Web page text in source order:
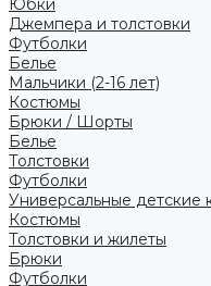
Юбки
Джемпера и толстовки
Футболки
Белье
Мальчики (2-16 лет)
Костюмы
Брюки / Шорты
Белье
Толстовки
Футболки
Универсальные детские
Костюмы
Толстовки и жилеты
Брюки
Футболки